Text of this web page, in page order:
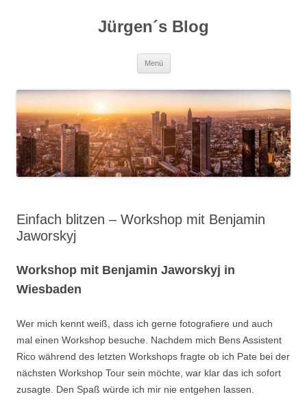
Jürgen´s Blog
Menü
Einfach blitzen – Workshop mit Benjamin
Jaworskyj
Workshop mit Benjamin Jaworskyj in
Wiesbaden
Wer mich kennt weiß, dass ich gerne fotografiere und auch
mal einen Workshop besuche. Nachdem mich Bens Assistent
Rico während des letzten Workshops fragte ob ich Pate bei der
nächsten Workshop Tour sein möchte, war klar das ich sofort
zusagte. Den Spaß würde ich mir nie entgehen lassen.